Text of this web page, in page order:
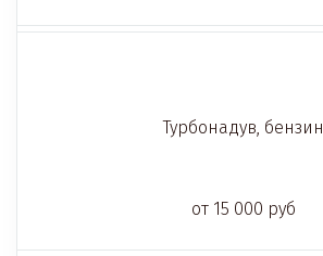
Турбонадув, бензин
от 15 000 руб